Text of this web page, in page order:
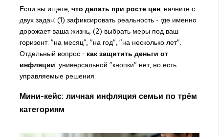
Если вы ищете, что делать при росте цен, начните с
двух задач: (1) зафиксировать реальность - где именно
дорожает ваша жизнь, (2) выбрать меры под ваш
горизонт: "на месяц", "на год", "на несколько лет".
Отдельный вопрос - как защитить деньги от
инфляции: универсальной "кнопки" нет, но есть
управляемые решения.
Мини-кейс: личная инфляция семьи по трём
категориям